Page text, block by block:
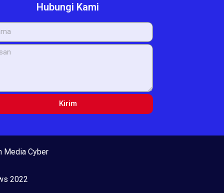
Hubungi Kami
Kirim
Media Cyber
2022